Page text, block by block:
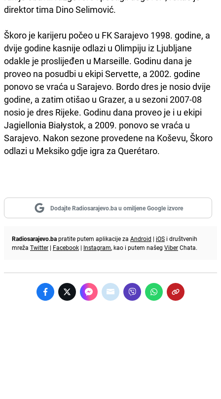
direktor tima Dino Selimović.
Škoro je karijeru počeo u FK Sarajevo 1998. godine, a
dvije godine kasnije odlazi u Olimpiju iz Ljubljane
odakle je proslijeđen u Marseille. Godinu dana je
proveo na posudbi u ekipi Servette, a 2002. godine
ponovo se vraća u Sarajevo. Bordo dres je nosio dvije
godine, a zatim otišao u Grazer, a u sezoni 2007-08
nosio je dres Rijeke. Godinu dana proveo je i u ekipi
Jagiellonia Białystok, a 2009. ponovo se vraća u
Sarajevo. Nakon sezone provedene na Koševu, Škoro
odlazi u Meksiko gdje igra za Querétaro.
Dodajte Radiosarajevo.ba u omiljene Google izvore
Radiosarajevo.bapratite putem aplikacije za Android | iOS i društvenih
mreža Twitter | Facebook | Instagram, kao i putem našeg ViberChata.